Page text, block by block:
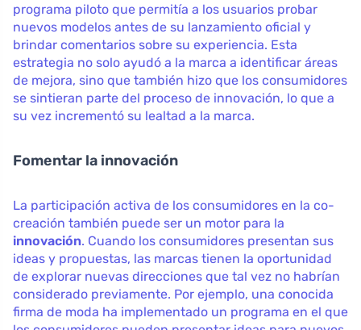
programa piloto que permitía a los usuarios probar
nuevos modelos antes de su lanzamiento oficial y
brindar comentarios sobre su experiencia. Esta
estrategia no solo ayudó a la marca a identificar áreas
de mejora, sino que también hizo que los consumidores
se sintieran parte del proceso de innovación, lo que a
su vez incrementó su lealtad a la marca.
Fomentar la innovación
La participación activa de los consumidores en la co-
creación también puede ser un motor para la
innovación. Cuando los consumidores presentan sus
ideas y propuestas, las marcas tienen la oportunidad
de explorar nuevas direcciones que tal vez no habrían
considerado previamente. Por ejemplo, una conocida
firma de moda ha implementado un programa en el que